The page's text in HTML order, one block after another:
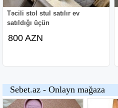
Təcili stol stul satılır ev
satıldığı üçün
800 AZN